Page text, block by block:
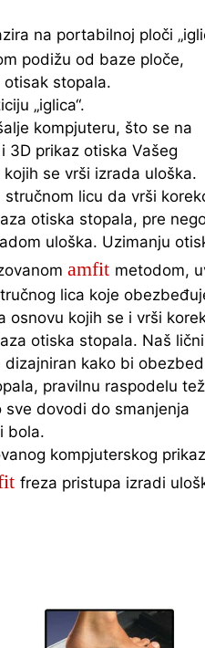
na portabilnoj ploči
podižu od baze ploče,
stopala.
„iglica“.
kompjuteru, što se na
3D prikaz otiska Vašeg
se vrši izrada uloška.
stručnom licu da vrši
otiska stopala, pre
uloška. Uzimanju
amfit metodom,
lica koje
osnovu kojih se i vrši
otiska stopala. Naš lični
dizajniran kako bi
pravilnu raspodelu
dovodi do smanjenja
bola.
kompjuterskog
freza pristupa izradi